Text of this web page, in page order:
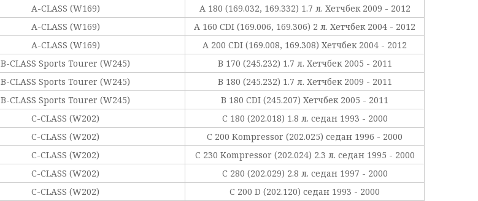
A-CLASS (W169)
A 180 (169.032, 169.332) 1.7 л. Хетчбек 2009 - 2012
A-CLASS (W169)
A 160 CDI (169.006, 169.306) 2 л. Хетчбек 2004 - 2012
A-CLASS (W169)
A 200 CDI (169.008, 169.308) Хетчбек 2004 - 2012
B-CLASS Sports Tourer (W245)
B 170 (245.232) 1.7 л. Хетчбек 2005 - 2011
B-CLASS Sports Tourer (W245)
B 180 (245.232) 1.7 л. Хетчбек 2009 - 2011
B-CLASS Sports Tourer (W245)
B 180 CDI (245.207) Хетчбек 2005 - 2011
C-CLASS (W202)
C 180 (202.018) 1.8 л. седан 1993 - 2000
C-CLASS (W202)
C 200 Kompressor (202.025) седан 1996 - 2000
C-CLASS (W202)
C 230 Kompressor (202.024) 2.3 л. седан 1995 - 2000
C-CLASS (W202)
C 280 (202.029) 2.8 л. седан 1997 - 2000
C-CLASS (W202)
C 200 D (202.120) седан 1993 - 2000